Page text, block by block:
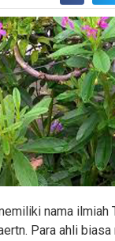
nama ilmiah
Para ahli